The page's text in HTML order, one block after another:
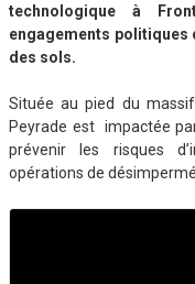
technologique à
engagements politiques
des sols.
Située au pied du
Peyrade est impactée
prévenir les risques
opérations de